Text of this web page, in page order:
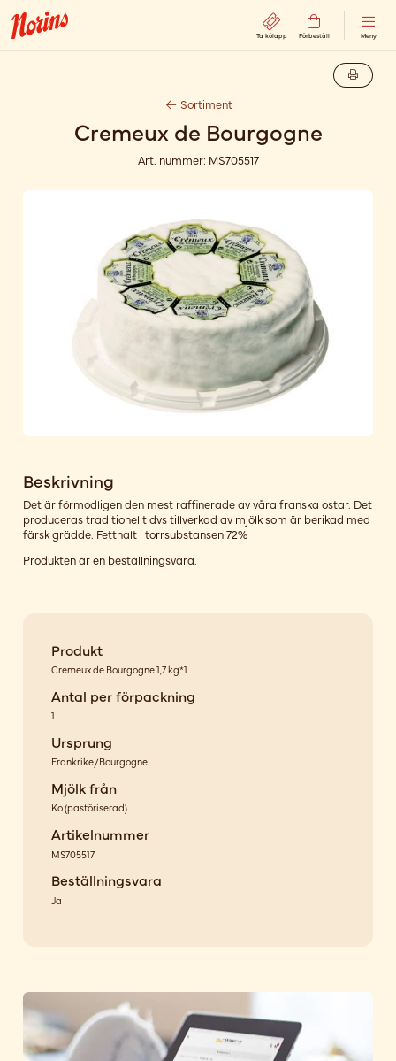
Ta kölapp Förbeställ Meny
Sortiment
Cremeux de Bourgogne
Art. nummer: MS705517
Beskrivning
Det är förmodligen den mest raffinerade av våra franska ostar. Det
produceras traditionellt dvs tillverkad av mjölk som är berikad med
färsk grädde. Fetthalt i torrsubstansen 72%
Produkten är en beställningsvara.
Produkt
Cremeux de Bourgogne 1,7 kg*1
Antal per förpackning
1
Ursprung
Frankrike/Bourgogne
Mjölk från
Ko(pastöriserad)
Artikelnummer
MS705517
Beställningsvara
Ja